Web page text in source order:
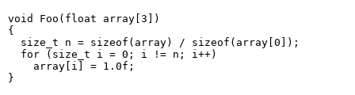
void Foo(float array[3])
{
  size_t n = sizeof(array) / sizeof(array[0]);
  for (size_t i = 0; i != n; i++)
    array[i] = 1.0f;
}